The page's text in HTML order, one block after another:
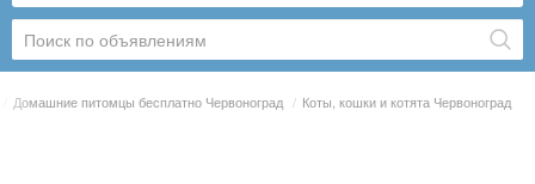
Домашние питомцы бесплатно Червоноград / Коты, кошки и котята Червоноград